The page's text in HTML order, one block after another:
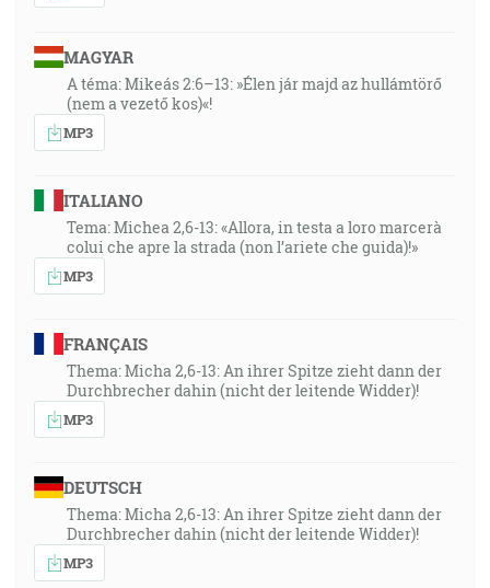
MAGYAR
A téma: Mikeás 2:6–13: »Élen jár majd az hullámtörő
(nem a vezető kos)«!
MP3
ITALIANO
Tema: Michea 2,6-13: «Allora, in testa a loro marcerà
colui che apre la strada (non l’ariete che guida)!»
MP3
FRANÇAIS
Thema: Micha 2,6-13: An ihrer Spitze zieht dann der
Durchbrecher dahin (nicht der leitende Widder)!
MP3
DEUTSCH
Thema: Micha 2,6-13: An ihrer Spitze zieht dann der
Durchbrecher dahin (nicht der leitende Widder)!
MP3